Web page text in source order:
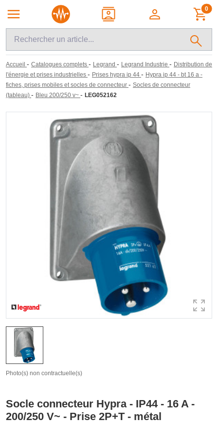
0
Accueil - Catalogues complets - Legrand - Legrand Industrie - Distribution de
l'énergie et prises industrielles - Prises hypra ip 44 - Hypra ip 44 - bt 16 a -
fiches, prises mobiles et socles de connecteur - Socles de connecteur
(tableau) - Bleu 200/250 v~ - LEG052162
Photo(s) non contractuelle(s)
Socle connecteur Hypra - IP44 - 16 A -
200/250 V~ - Prise 2P+T - métal